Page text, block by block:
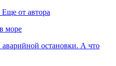
Еще от автора
море
аварийной остановки. А что